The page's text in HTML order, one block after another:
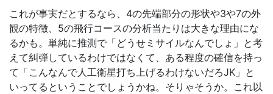
これが事実だとするなら、4の先端部分の形状や3や7の外
観の特徴、5の飛行コースの分析当たりは大きな理由にな
るかも。単純に推測で「どうせミサイルなんでしょ」と考
えて糾弾しているわけではなくて、ある程度の確信を持っ
て「こんなんで人工衛星打ち上げるわけないだろJK」と
いってるということでしょうかね。そりゃそうか。これ以